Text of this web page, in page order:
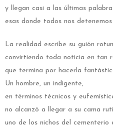
y llegan casi a las últimas
esas donde todos nos
La realidad escribe su guión
convirtiendo toda noticia en tan
que termina por hacerla
Un hombre, un indigente,
en términos técnicos y
no alcanzó a llegar a su cama
uno de los nichos del cementerio